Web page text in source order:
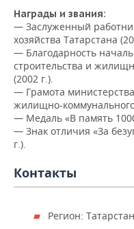
КИБЕРСПОРТ
ФИГУРНОЕ КАТАНИЕ
ВОДНЫЕ ВИДЫ
ХОККЕЙ С МЯЧОМ
КУЛЬТУРА
МЕДИЦИНА
ОБРАЗОВАНИЕ
ПРОИСШЕСТВИЯ
СПИСОК КОМПАНИЙ
Награды и звания:
— Заслуженный
хозяйства Татарстана
— Благодарность
строительства и
(2002 г.).
— Грамота
жилищно-коммунального
— Медаль «В память
— Знак отличия «За
г.).
Контакты
Регион: Татарстан